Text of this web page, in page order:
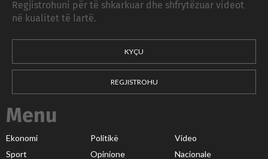
Regjistrohuni për të shkarkuar dhe shfrytëzuar videot
në kualitet të lartë.
KYÇU
REGJISTROHU
Menu
Ekonomi Politikë
Video
Sport
Opinione
Nacionale